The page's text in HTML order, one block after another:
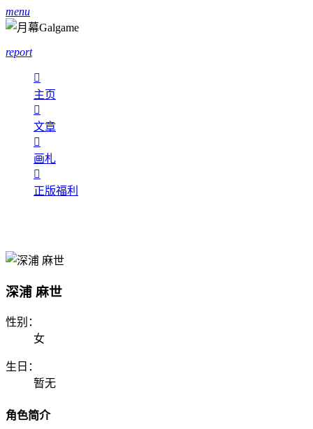
menu
report

主页

文章

画札

正版福利
深浦 麻世
性别：
女
生日：
暂无
角色简介